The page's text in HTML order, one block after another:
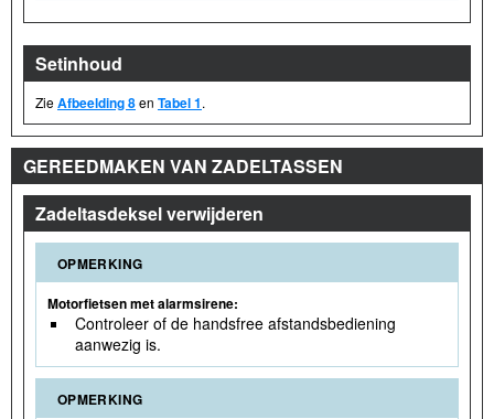
Setinhoud
ZieAfbeelding 8en Tabel 1.
GEREEDMAKEN VAN ZADELTASSEN
Zadeltasdeksel verwijderen
OPMERKING
Motorfietsen met alarmsirene:
Controleer of de handsfree afstandsbediening
aanwezig is.
OPMERKING